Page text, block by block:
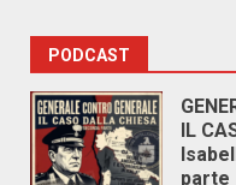
PODCAST
IL
parte